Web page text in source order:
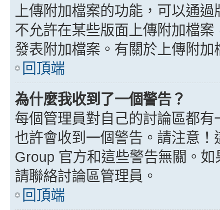
上傳附加檔案的功能，可以通
不允許在某些版面上傳附加檔
發表附加檔案。有關於上傳附
回頂端
為什麼我收到了一個警告？
每個管理員對自己的討論區都
也許會收到一個警告。請注意
Group 官方和這些警告無關。
請聯絡討論區管理員。
回頂端